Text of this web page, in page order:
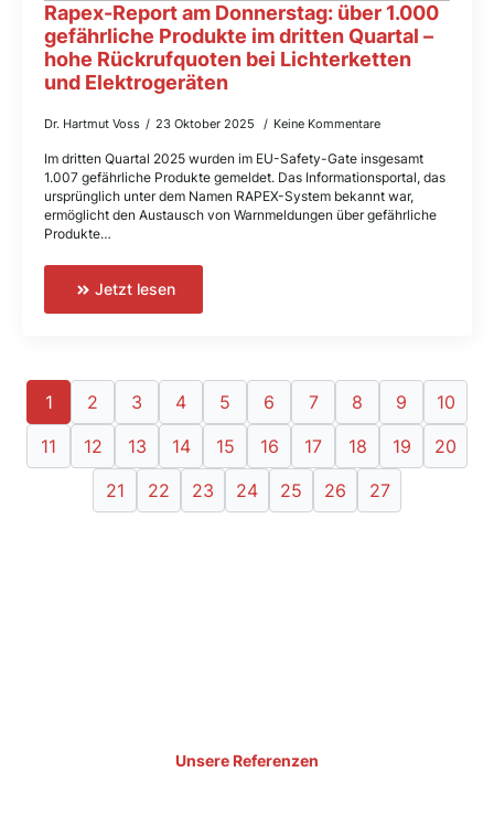
Rapex-Report am Donnerstag: über 1.000
gefährliche Produkte im dritten Quartal –
hohe Rückrufquoten bei Lichterketten
und Elektrogeräten
Dr. Hartmut Voss 23 Oktober 2025 Keine Kommentare
Im dritten Quartal 2025 wurden im EU-Safety-Gate insgesamt
1.007 gefährliche Produkte gemeldet. Das Informationsportal, das
ursprünglich unter dem Namen RAPEX-System bekannt war,
ermöglicht den Austausch von Warnmeldungen über gefährliche
Produkte…
Jetzt lesen
1 2 3 4 5 6 7 8 9
10
11
12 13 14 15 16 17 18 19
20
21
22 23 24 25 26 27
Unsere Referenzen